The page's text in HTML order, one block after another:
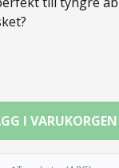
I VARUKORGEN